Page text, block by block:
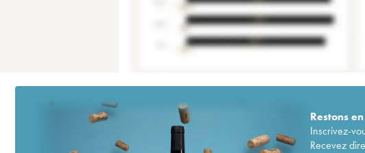
Restons en
Inscrivez-
Recevez